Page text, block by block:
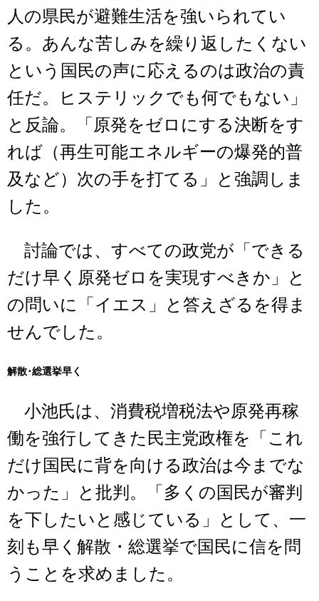
人の県民が避難生活を強いられてい
る。あんな苦しみを繰り返したくない
という国民の声に応えるのは政治の責
任だ。ヒステリックでも何でもない」
と反論。「原発をゼロにする決断をす
れば（再生可能エネルギーの爆発的普
及など）次の手を打てる」と強調しま
した。
討論では、すべての政党が「できる
だけ早く原発ゼロを実現すべきか」と
の問いに「イエス」と答えざるを得ま
せんでした。
解散･総選挙早く
小池氏は、消費税増税法や原発再稼
働を強行してきた民主党政権を「これ
だけ国民に背を向ける政治は今までな
かった」と批判。「多くの国民が審判
を下したいと感じている」として、一
刻も早く解散・総選挙で国民に信を問
うことを求めました。